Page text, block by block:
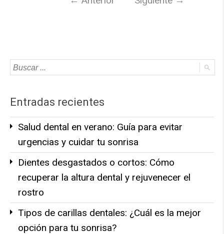
Entradas recientes
Salud dental en verano: Guía para evitar
urgencias y cuidar tu sonrisa
Dientes desgastados o cortos: Cómo
recuperar la altura dental y rejuvenecer el
rostro
Tipos de carillas dentales: ¿Cuál es la mejor
opción para tu sonrisa?